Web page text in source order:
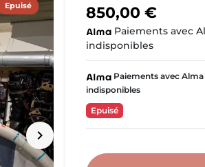
Epuisé
Suivant
keyboard_arrow_right
850,00 €
Paiements avec
indisponibles
Paiements avec Alma
indisponibles
Epuisé